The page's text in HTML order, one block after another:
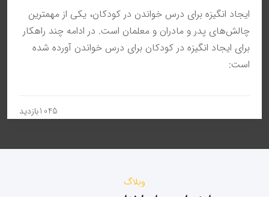
ایجاد انگیزه برای درس خواندن در کودکان، یکی از مهمترین
چالش‌های پدر و مادران و معلمان است. در ادامه چند راهکار
برای ایجاد انگیزه در کودکان برای درس خواندن آورده شده
است:
1045بازدید
وبلاگ